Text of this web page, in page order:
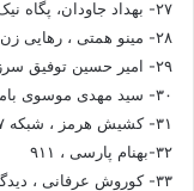
۲۷- بهداد جاودان، پگاه نیک اندیشی
۲۸- مینو همتی ، رهایی زن
۲۹- امیر حسین توفیق سرزمین فرصت ها
۳۰- سید مهدی موسوی بامداد
۳۱- کشیش هرمز ، شبکه ۷
۳۲-بهنام پارسی ، ۹۱۱
۳۳- کوروش عرفانی ، دیدگاه